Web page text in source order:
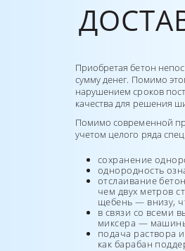
Приобретая бетон
сумму денег. Помимо
нарушением сроков
качества для решения
Помимо современной
учетом целого ряда
сохранение
однородность
отслаивание
чем двух метров
щебень — внизу,
в связи со всеми
миксера —
подача раствора
как барабан